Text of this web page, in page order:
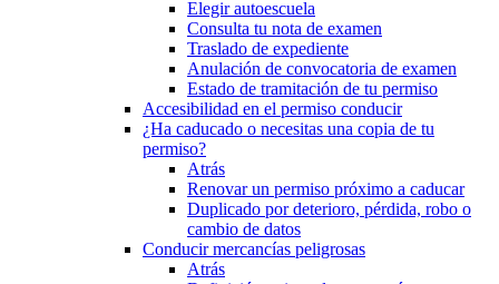
Elegir autoescuela
Consulta tu nota de examen
Traslado de expediente
Anulación de convocatoria de examen
Estado de tramitación de tu permiso
Accesibilidad en el permiso conducir
¿Ha caducado o necesitas una copia de tu
permiso?
Atrás
Renovar un permiso próximo a caducar
Duplicado por deterioro, pérdida, robo o
cambio de datos
Conducir mercancías peligrosas
Atrás